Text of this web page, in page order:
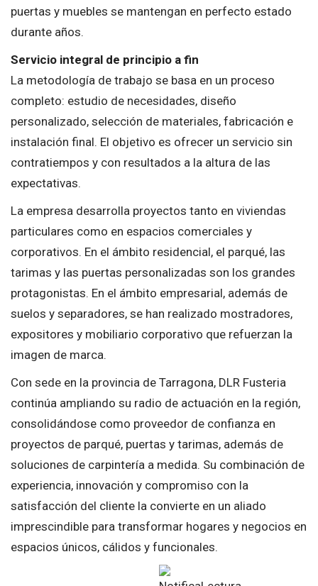
puertas y muebles se mantengan en perfecto estado
durante años.
Servicio integral de principio a fin
La metodología de trabajo se basa en un proceso
completo: estudio de necesidades, diseño
personalizado, selección de materiales, fabricación e
instalación final. El objetivo es ofrecer un servicio sin
contratiempos y con resultados a la altura de las
expectativas.
La empresa desarrolla proyectos tanto en viviendas
particulares como en espacios comerciales y
corporativos. En el ámbito residencial, el parqué, las
tarimas y las puertas personalizadas son los grandes
protagonistas. En el ámbito empresarial, además de
suelos y separadores, se han realizado mostradores,
expositores y mobiliario corporativo que refuerzan la
imagen de marca.
Con sede en la provincia de Tarragona, DLR Fusteria
continúa ampliando su radio de actuación en la región,
consolidándose como proveedor de confianza en
proyectos de parqué, puertas y tarimas, además de
soluciones de carpintería a medida. Su combinación de
experiencia, innovación y compromiso con la
satisfacción del cliente la convierte en un aliado
imprescindible para transformar hogares y negocios en
espacios únicos, cálidos y funcionales.